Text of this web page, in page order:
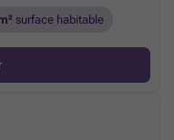
surface habitable